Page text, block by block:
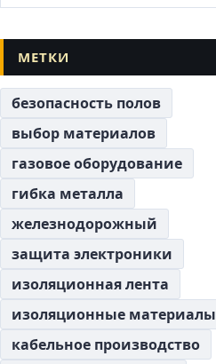
МЕТКИ
безопасность полов
выбор материалов
газовое оборудование
гибка металла
железнодорожный
защита электроники
изоляционная лента
изоляционные материалы
кабельное производство